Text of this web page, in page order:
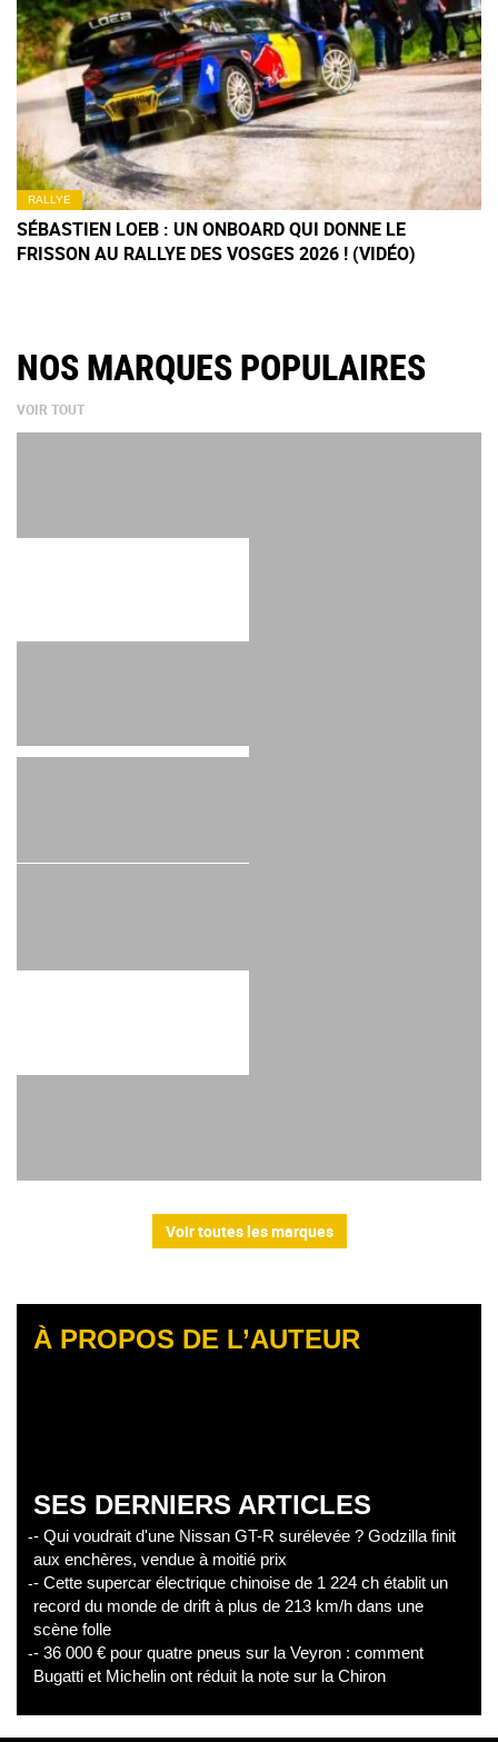
RALLYE
SÉBASTIEN LOEB : UN ONBOARD QUI DONNE LE
FRISSON AU RALLYE DES VOSGES 2026 ! (VIDÉO)
NOS MARQUES POPULAIRES
VOIR TOUT
Voir toutes les marques
À PROPOS DE L’AUTEUR
SES DERNIERS ARTICLES
- Qui voudrait d'une Nissan GT-R surélevée ? Godzilla finit
aux enchères, vendue à moitié prix
- Cette supercar électrique chinoise de 1 224 ch établit un
record du monde de drift à plus de 213 km/h dans une
scène folle
- 36 000 € pour quatre pneus sur la Veyron : comment
Bugatti et Michelin ont réduit la note sur la Chiron